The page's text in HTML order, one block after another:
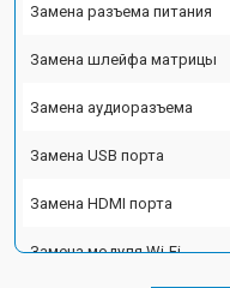
Замена разъема питания
Замена шлейфа матрицы
Замена аудиоразъема
Замена USB порта
Замена HDMI порта
Замена модуля Wi-Fi